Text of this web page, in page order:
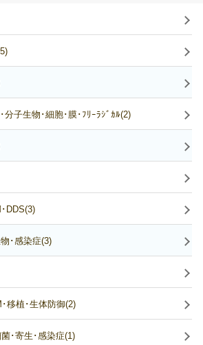
分子生物･細胞･膜･ﾌﾘｰﾗｼﾞｶﾙ(2)
DDS(3)
･感染症(3)
移植･生体防御(2)
･寄生･感染症(1)